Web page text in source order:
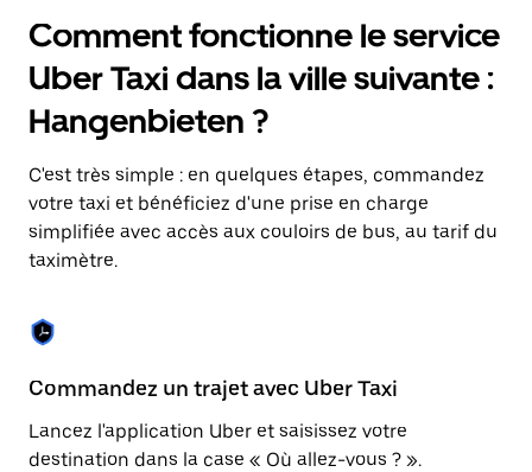
bas
pour
ouvrir
le
calendrier
et
une
date.
Appuyez
sur
la
pour
fermer
calendrier.
Comment fonctionne le service
Uber Taxi dans la ville suivante :
Hangenbieten ?
C'est très simple : en quelques étapes, commandez
votre taxi et bénéficiez d'une prise en charge
simplifiée avec accès aux couloirs de bus, au tarif du
taximètre.
Commandez un trajet avec Uber Taxi
Lancez l'application Uber et saisissez votre
destination dans la case « Où allez-vous ? ».